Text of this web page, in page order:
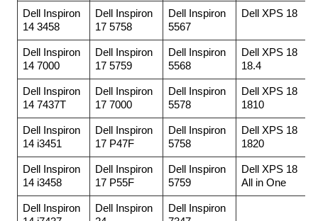
Dell Inspiron
14 3458
Dell Inspiron
17 5758
Dell Inspiron
5567
Dell XPS 18
Dell Inspiron
14 7000
Dell Inspiron
17 5759
Dell Inspiron
5568
Dell XPS 18
18.4
Dell Inspiron
14 7437T
Dell Inspiron
17 7000
Dell Inspiron
5578
Dell XPS 18
1810
Dell Inspiron
14 i3451
Dell Inspiron
17 P47F
Dell Inspiron
5758
Dell XPS 18
1820
Dell Inspiron
14 i3458
Dell Inspiron
17 P55F
Dell Inspiron
5759
Dell XPS 18
All in One
Dell Inspiron
Dell Inspiron
Dell Inspiron